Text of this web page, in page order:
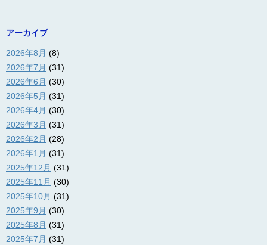
アーカイブ
2026年8月 (8)
2026年7月 (31)
2026年6月 (30)
2026年5月 (31)
2026年4月 (30)
2026年3月 (31)
2026年2月 (28)
2026年1月 (31)
2025年12月 (31)
2025年11月 (30)
2025年10月 (31)
2025年9月 (30)
2025年8月 (31)
2025年7月 (31)